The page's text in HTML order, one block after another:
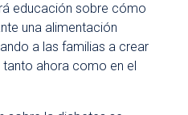
educación sobre cómo
una alimentación
a las familias a crear
tanto ahora como en el